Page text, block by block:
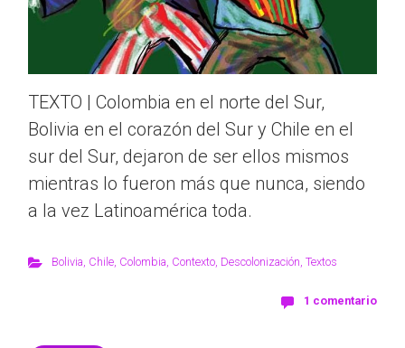
TEXTO | Colombia en el norte del Sur,
Bolivia en el corazón del Sur y Chile en el
sur del Sur, dejaron de ser ellos mismos
mientras lo fueron más que nunca, siendo
a la vez Latinoamérica toda.
Bolivia, Chile, Colombia, Contexto, Descolonización, Textos
1 comentario